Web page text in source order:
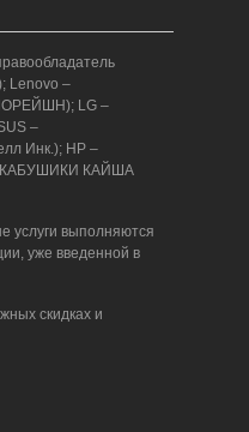
Lenovo –
LG –
–
Инк.); HP –
(КАБУШИКИ КАЙША
услуги выполняются
уже введенной в
скидках и